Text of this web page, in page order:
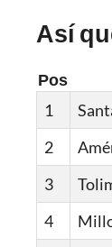
Así
Pos
1
2
3
4